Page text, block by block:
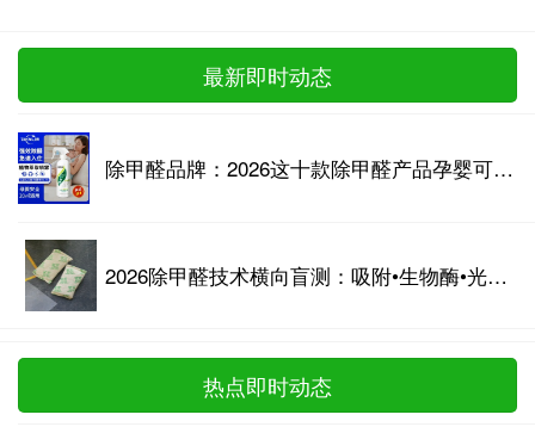
最新即时动态
除甲醛品牌：2026这十款除甲醛产品孕婴可用，宝妈业主深度测评
2026除甲醛技术横向盲测：吸附•生物酶•光触媒效果、反弹风险全解析
热点即时动态